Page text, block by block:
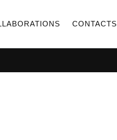
CONTACTS